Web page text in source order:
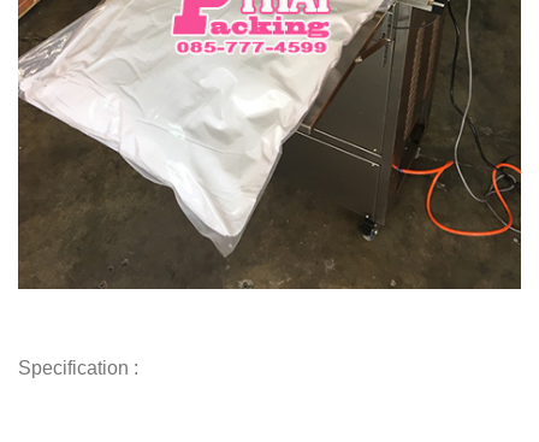
Specification :